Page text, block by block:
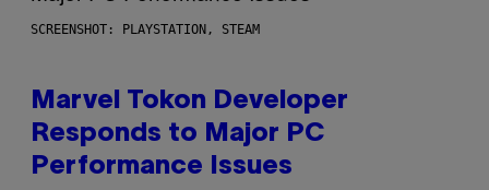
SCREENSHOT: PLAYSTATION, STEAM
Marvel Tokon Developer
Responds to Major PC
Performance Issues